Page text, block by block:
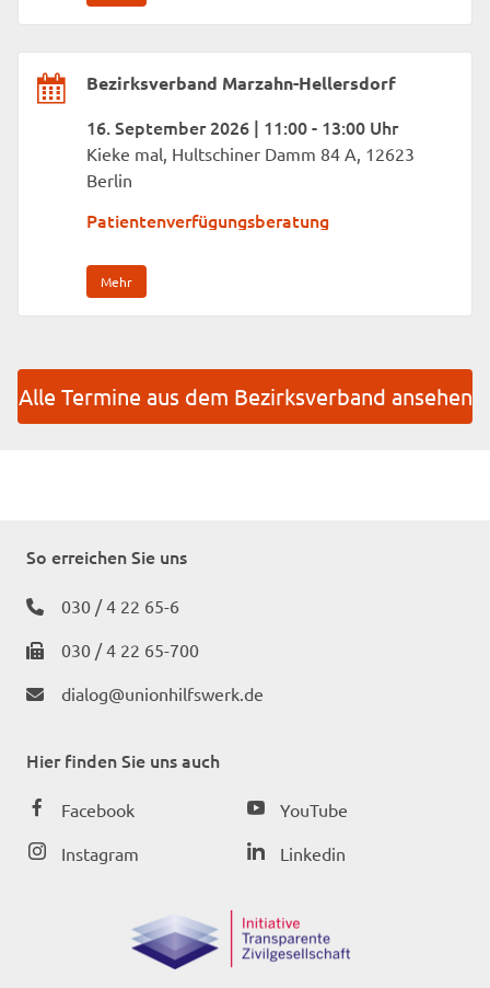
Bezirksverband Marzahn-Hellersdorf
16. September 2026 | 11:00 - 13:00 Uhr
Kieke mal, Hultschiner Damm 84 A, 12623
Berlin
Patientenverfügungsberatung
Mehr
Alle Termine aus dem Bezirksverband ansehen
So erreichen Sie uns
030 / 4 22 65-6
030 / 4 22 65-700
dialog@unionhilfswerk.de
Hier finden Sie uns auch
Facebook
Instagram
YouTube
Linkedin